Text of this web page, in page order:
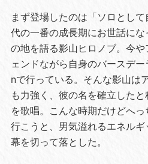
まず登場したのは「ソロとし
代の一番の成長期にお世話に
の地を語る影山ヒロノブ。今
ェンドながら自身のバースデ
nで行っている。そんな影山は
も力強く、彼の名を確立した
を歌唱。こんな時期だけどへ
行こうと、男気溢れるエネル
幕を切って落とした。